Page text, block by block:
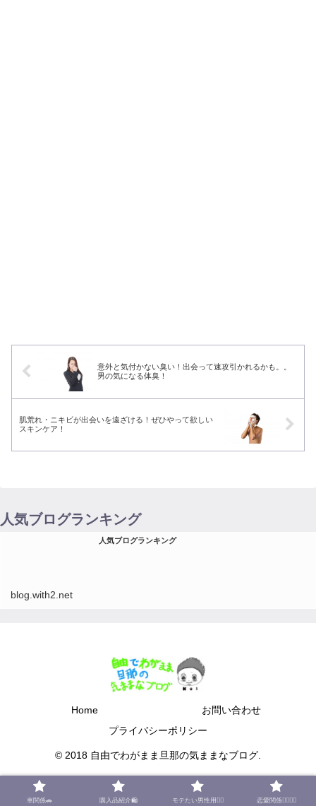
意外と気付かない臭い！出会って速攻引かれるかも。。
男の気になる体臭！
肌荒れ・ニキビが出会いを遠ざける！ぜひやって欲しい
スキンケア！
人気ブログランキング
人気ブログランキング
blog.with2.net
Home
お問い合わせ
プライバシーポリシー
© 2018 自由でわがまま旦那の気ままなブログ.
車関係🚗 購入品紹介🛍 モテたい男性用🙋‍♂️ 恋愛関係🙍‍♂️🙎‍♀️